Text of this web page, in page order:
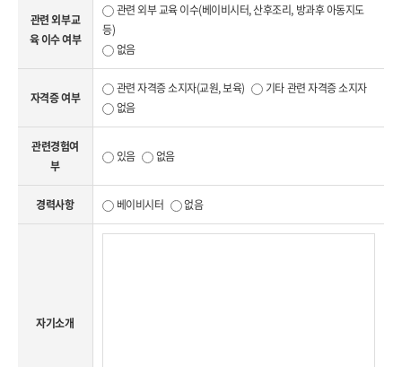
관련 외부교
육 이수 여부
관련 외부 교육 이수(베이비시터, 산후조리, 방과후 아동지도
등)
없음
자격증 여부
관련 자격증 소지자(교원, 보육)
기타 관련 자격증 소지자
없음
관련경험여
부
있음 없음
경력사항 베이비시터 없음
자기소개